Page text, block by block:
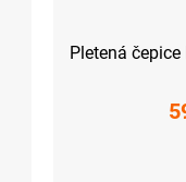
Pletená čepice